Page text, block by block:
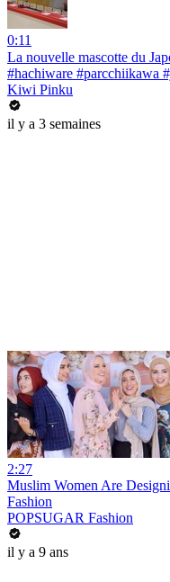
0:11
La nouvelle mascotte du
#hachiware #parcchiikawa
Kiwi Pinku
il y a 3 semaines
2:27
Muslim Women Are
Fashion
POPSUGAR Fashion
il y a 9 ans